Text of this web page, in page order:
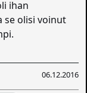
ihan
se olisi voinut
06.12.2016